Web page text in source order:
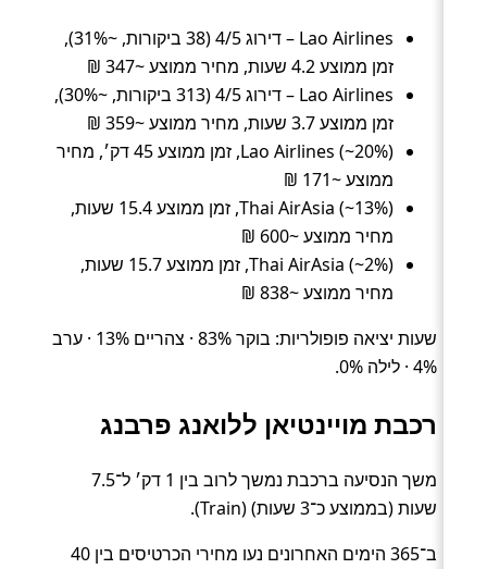
Lao Airlines – דירוג 4/5 (38 ביקורות, ~31%),
זמן ממוצע 4.2 שעות, מחיר ממוצע ~347 ₪
Lao Airlines – דירוג 4/5 (313 ביקורות, ~30%),
זמן ממוצע 3.7 שעות, מחיר ממוצע ~359 ₪
Lao Airlines (~20%), זמן ממוצע 45 דק׳, מחיר
ממוצע ~171 ₪
Thai AirAsia (~13%), זמן ממוצע 15.4 שעות,
מחיר ממוצע ~600 ₪
Thai AirAsia (~2%), זמן ממוצע 15.7 שעות,
מחיר ממוצע ~838 ₪
שעות יציאה פופולריות: בוקר 83% · צהריים 13% · ערב
4% · לילה 0%.
רכבת מויינטיאן ללואנג פרבנג
משך הנסיעה ברכבת נמשך לרוב בין 1 דק׳ ל־7.5
שעות (בממוצע כ־3 שעות) (Train).
ב־365 הימים האחרונים נעו מחירי הכרטיסים בין 40